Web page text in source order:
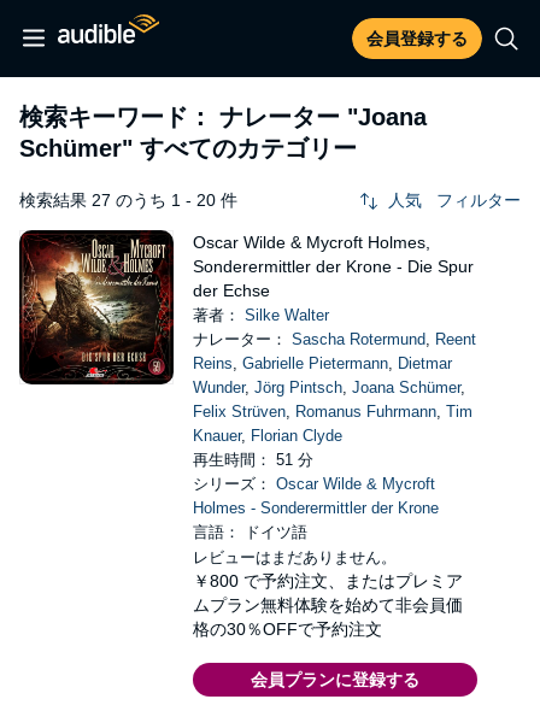
会員登録する
検索キーワード： ナレーター "Joana
Schümer" すべてのカテゴリー
検索結果 27 のうち 1 - 20 件 人気 フィルター
Oscar Wilde & Mycroft Holmes,
Sonderermittler der Krone - Die Spur
der Echse
著者： Silke Walter
ナレーター： Sascha Rotermund, Reent
Reins, Gabrielle Pietermann, Dietmar
Wunder, Jörg Pintsch, Joana Schümer,
Felix Strüven, Romanus Fuhrmann, Tim
Knauer, Florian Clyde
再生時間： 51 分
シリーズ： Oscar Wilde & Mycroft
Holmes - Sonderermittler der Krone
言語： ドイツ語
レビューはまだありません。
￥800 で予約注文、またはプレミア
ムプラン無料体験を始めて非会員価
格の30％OFFで予約注文
会員プランに登録する